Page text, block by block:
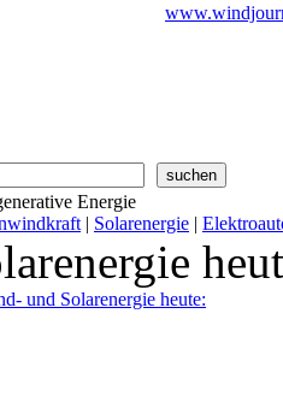
Energie
| Solarenergie |
und Solarenergie heute: